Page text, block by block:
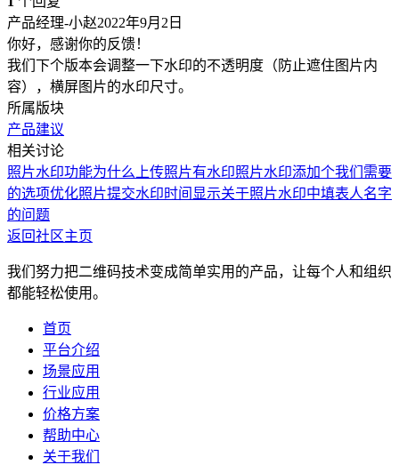
产品经理-小赵2022年9月2日
你好，感谢你的反馈！
我们下个版本会调整一下水印的不透明度（防止遮住图片内
容），横屏图片的水印尺寸。
所属版块
产品建议
相关讨论
照片水印功能为什么上传照片有水印照片水印添加个我们需要
的选项优化照片提交水印时间显示关于照片水印中填表人名字
的问题
返回社区主页
我们努力把二维码技术变成简单实用的产品，让每个人和组织
都能轻松使用。
首页
平台介绍
场景应用
行业应用
价格方案
帮助中心
关于我们